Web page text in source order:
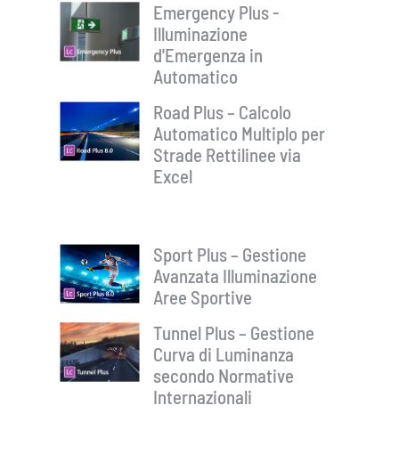
Emergency Plus -
Illuminazione
d'Emergenza in
Automatico
Road Plus – Calcolo
Automatico Multiplo per
Strade Rettilinee via
Excel
Sport Plus – Gestione
Avanzata Illuminazione
Aree Sportive
Tunnel Plus – Gestione
Curva di Luminanza
secondo Normative
Internazionali